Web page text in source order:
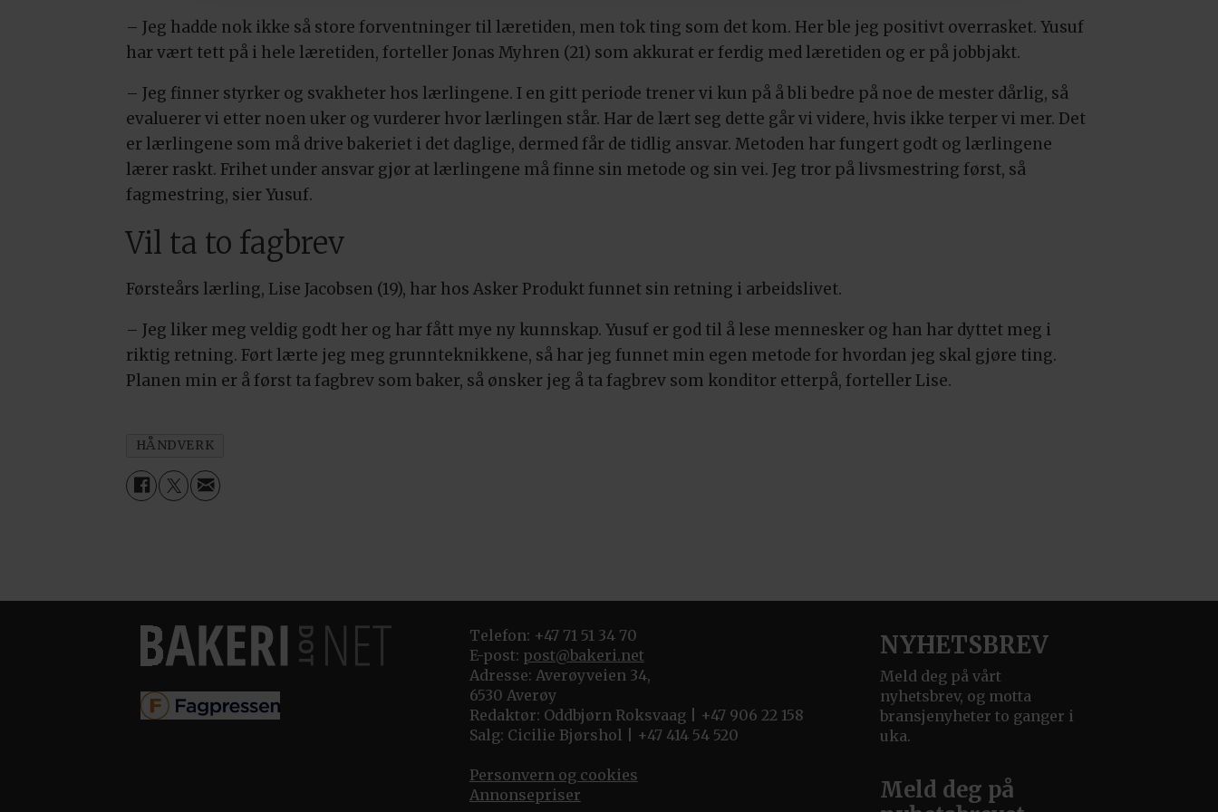
– Jeg hadde nok ikke så store forventninger til læretiden, men tok ting som det kom. Her ble jeg positivt overrasket. Yusuf
har vært tett på i hele læretiden, forteller Jonas Myhren (21) som akkurat er ferdig med læretiden og er på jobbjakt.
– Jeg finner styrker og svakheter hos lærlingene. I en gitt periode trener vi kun på å bli bedre på noe de mester dårlig, så
evaluerer vi etter noen uker og vurderer hvor lærlingen står. Har de lært seg dette går vi videre, hvis ikke terper vi mer. Det
er lærlingene som må drive bakeriet i det daglige, dermed får de tidlig ansvar. Metoden har fungert godt og lærlingene
lærer raskt. Frihet under ansvar gjør at lærlingene må finne sin metode og sin vei. Jeg tror på livsmestring først, så
fagmestring, sier Yusuf.
Vil ta to fagbrev
Førsteårs lærling, Lise Jacobsen (19), har hos Asker Produkt funnet sin retning i arbeidslivet.
– Jeg liker meg veldig godt her og har fått mye ny kunnskap. Yusuf er god til å lese mennesker og han har dyttet meg i
riktig retning. Ført lærte jeg meg grunnteknikkene, så har jeg funnet min egen metode for hvordan jeg skal gjøre ting.
Planen min er å først ta fagbrev som baker, så ønsker jeg å ta fagbrev som konditor etterpå, forteller Lise.
HÅNDVERK
Telefon: +47 71 51 34 70
E-post: post@bakeri.net
Adresse: Averøyveien 34,
6530 Averøy
Redaktør: Oddbjørn Roksvaag | +47 906 22 158
Salg: Cicilie Bjørshol | +47 414 54 520
Personvern og cookies
Annonsepriser
NYHETSBREV
Meld deg på vårt
nyhetsbrev, og motta
bransjenyheter to ganger i
uka.
Meld deg på